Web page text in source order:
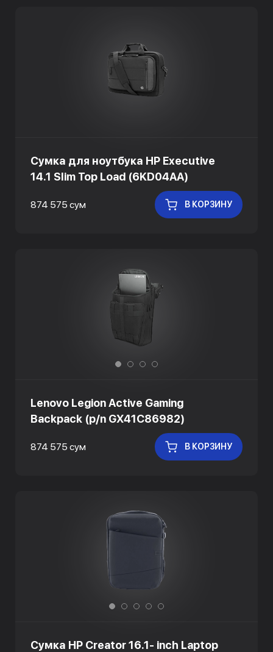
Сумка для ноутбука HP Executive
14.1 Slim Top Load (6KD04AA)
874 575 сум В КОРЗИНУ
Lenovo Legion Active Gaming
Backpack (p/n GX41C86982)
874 575 сум В КОРЗИНУ
Сумка HP Creator 16.1- inch Laptop